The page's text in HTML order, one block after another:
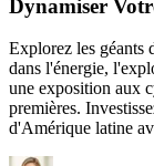
Dynamiser
Explorez les géants
dans l'énergie,
une exposition aux
premières.
d'Amérique latine